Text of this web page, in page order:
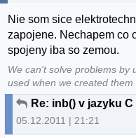
Nie som sice
zapojene. Nechapem co
spojeny iba so zemou.
We can't solve problems by
used when we created them
Re: inb() v jazyku C
05.12.2011 | 21:21